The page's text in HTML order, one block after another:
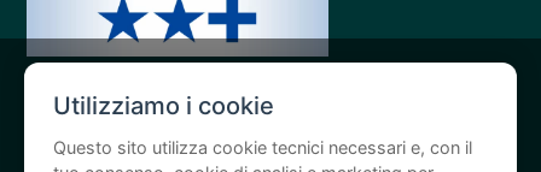
Utilizziamo i cookie
Questo sito utilizza cookie tecnici necessari e, con il